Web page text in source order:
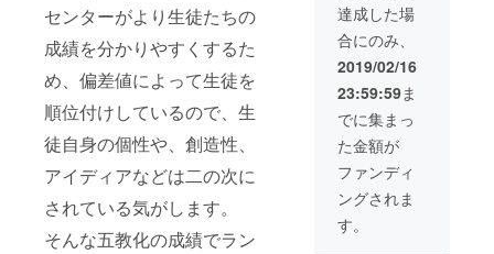
センターがより生徒たちの
成績を分かりやすくするた
め、偏差値によって生徒を
順位付けしているので、生
徒自身の個性や、創造性、
アイディアなどは二の次に
されている気がします。
そんな五教化の成績でラン
達成した場
合にのみ、
2019/02/16
23:59:59ま
でに集まっ
た金額が
ファンディ
ングされま
す。